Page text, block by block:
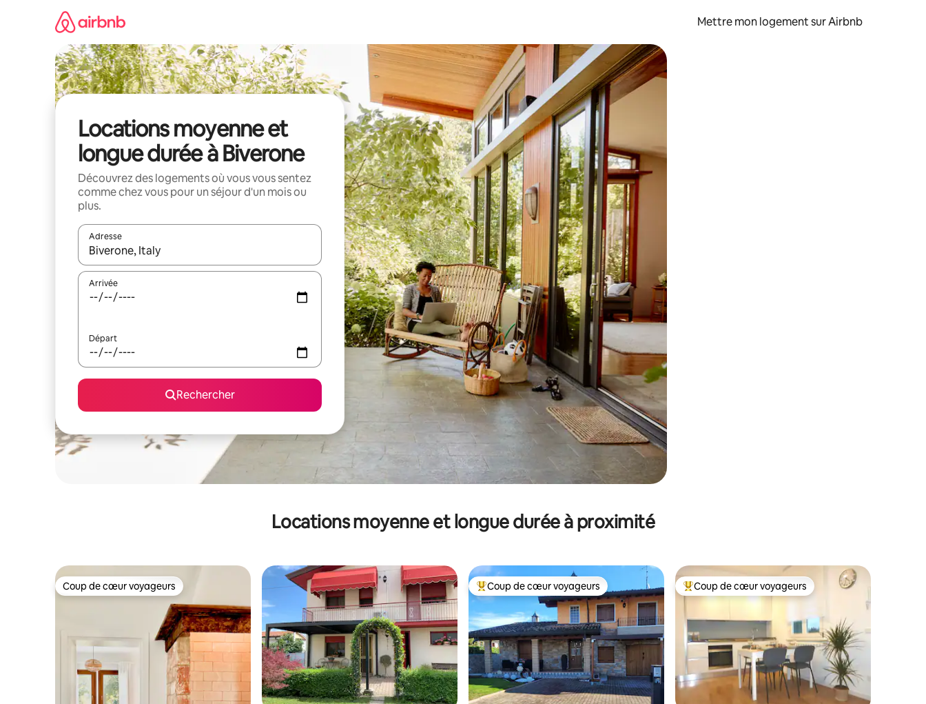
Mettre mon logement sur Airbnb
Locations moyenne et
longue durée à Biverone
Découvrez des logements où vous vous sentez
comme chez vous pour un séjour d'un mois ou
plus.
Adresse
Lorsque les résultats s'affichent, utilisez les flèches vers le haut et vers le bas pour les parcourir ou en appuyant et en faisant glisser.
Arrivée
Départ
Rechercher
Locations moyenne et longue durée à proximité
Coup de cœur voyageurs
Coup de cœur voyageurs Coups de cœur voyageurs les plus appréciés
Coup de cœur voyageurs Coups de cœur voyageurs les plus appréciés
Coup de cœur voyageurs